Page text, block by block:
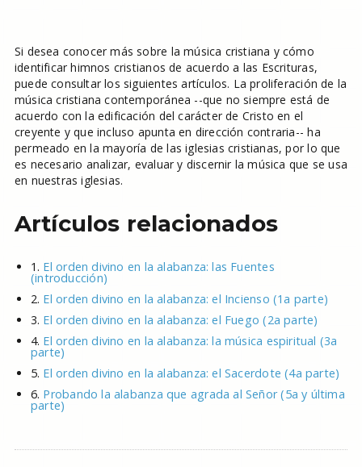
Si desea conocer más sobre la música cristiana y cómo
identificar himnos cristianos de acuerdo a las Escrituras,
puede consultar los siguientes artículos. La proliferación de la
música cristiana contemporánea --que no siempre está de
acuerdo con la edificación del carácter de Cristo en el
creyente y que incluso apunta en dirección contraria-- ha
permeado en la mayoría de las iglesias cristianas, por lo que
es necesario analizar, evaluar y discernir la música que se usa
en nuestras iglesias.
Artículos relacionados
1. El orden divino en la alabanza: las Fuentes
(introducción)
2. El orden divino en la alabanza: el Incienso (1a parte)
3. El orden divino en la alabanza: el Fuego (2a parte)
4. El orden divino en la alabanza: la música espiritual (3a
parte)
5. El orden divino en la alabanza: el Sacerdote (4a parte)
6. Probando la alabanza que agrada al Señor (5a y última
parte)